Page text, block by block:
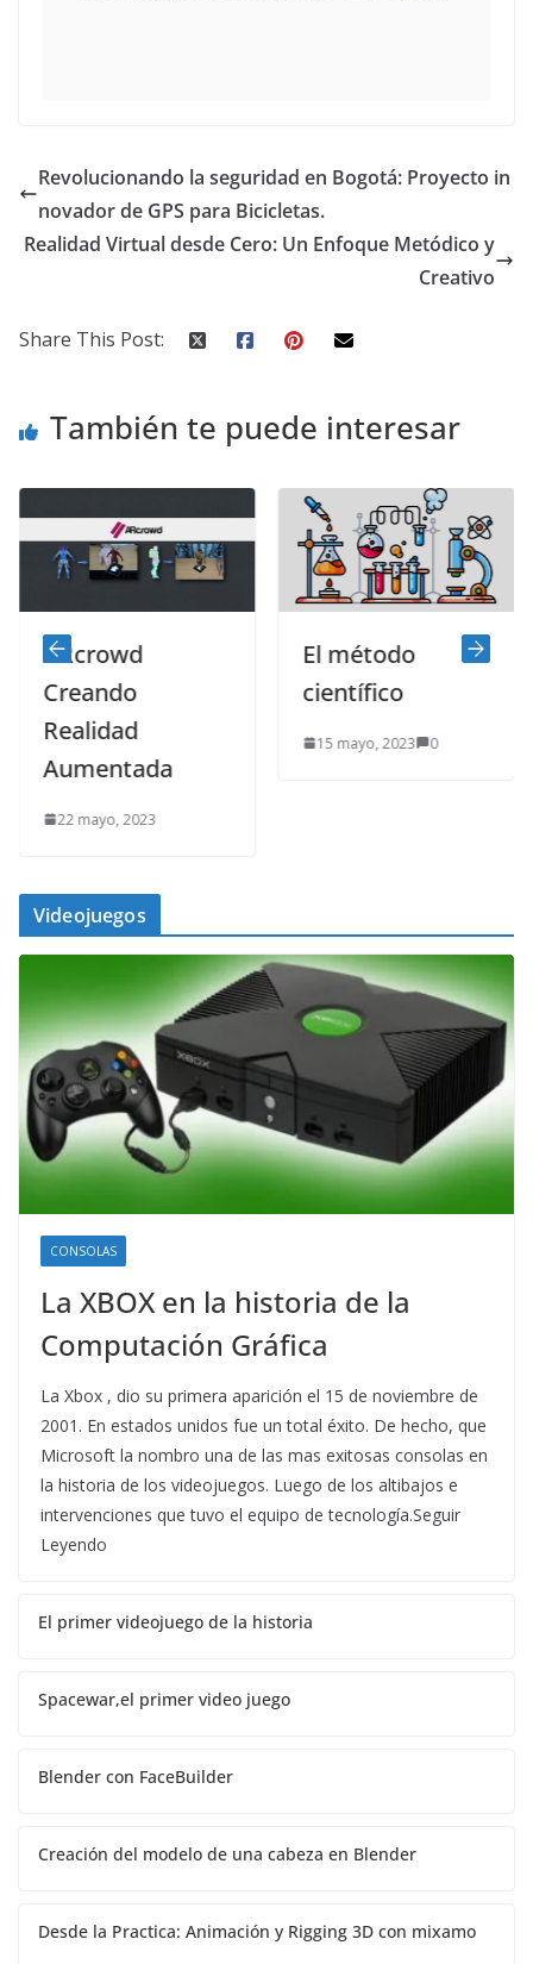
Revolucionando la seguridad en Bogotá: Proyecto in
novador de GPS para Bicicletas.
Realidad Virtual desde Cero: Un Enfoque Metódico y
Creativo
Share This Post:
También te puede interesar
ARcrowd
Creando
Realidad
Aumentada
22 mayo, 2023
El método
científico
15 mayo, 2023 0
Videojuegos
CONSOLAS
La XBOX en la historia de la
Computación Gráfica
La Xbox , dio su primera aparición el 15 de noviembre de
2001. En estados unidos fue un total éxito. De hecho, que
Microsoft la nombro una de las mas exitosas consolas en
la historia de los videojuegos. Luego de los altibajos e
intervenciones que tuvo el equipo de tecnología.Seguir
Leyendo